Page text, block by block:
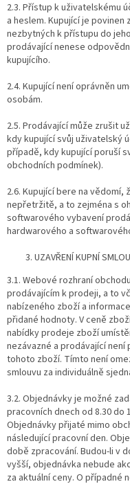
2.3. Přístup k uživatelskému
a heslem. Kupující je
nezbytných k přístupu do
prodávající nenese
kupujícího.
2.4. Kupující není oprávněn
osobám.
2.5. Prodávající může zrušit
kdy kupující svůj uživatelský
případě, kdy kupující poruší
obchodních podmínek).
2.6. Kupující bere na
nepřetržitě, a to zejména s
softwarového vybavení
hardwarového a
UZAVŘENÍ KUPNÍ
3.1. Webové rozhraní
prodávajícím k prodeji, a to
nabízeného zboží a
přidané hodnoty. V ceně
nabídky prodeje zboží
nezávazné a prodávající
tohoto zboží. Tímto není
smlouvu za individuálně
3.2. Objednávky je možné
pracovních dnech od 8.30 do
Objednávky přijaté mimo
následující pracovní den.
době zpracování. Budou-li v
vyšší, objednávka nebude
za aktuální ceny. O případné